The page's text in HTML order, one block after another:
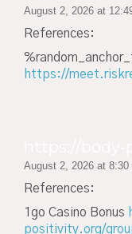
August 2, 2026 at
References:
https://
August 2, 2026 at 8:30
References:
1go Casino Bonus
positivity.org/